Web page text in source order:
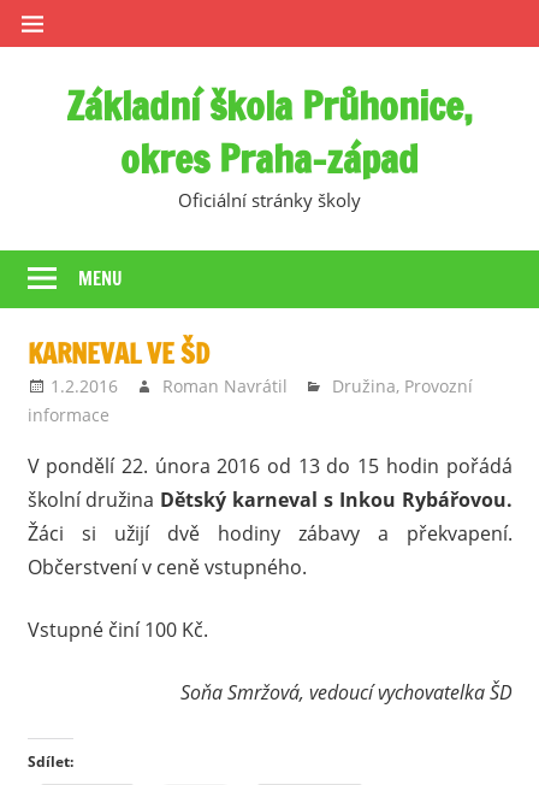
Skip
to
Základní škola Průhonice,
okres Praha-západ
Oficiální stránky školy
MENU
KARNEVAL VE ŠD
1.2.2016 Roman Navrátil Družina, Provozní
informace
V pondělí 22. února 2016 od 13 do 15 hodin pořádá
školní družina Dětský karneval s Inkou Rybářovou.
Žáci si užijí dvě hodiny zábavy a překvapení.
Občerstvení v ceně vstupného.
Vstupné činí 100 Kč.
Soňa Smržová, vedoucí vychovatelka ŠD
Sdílet: